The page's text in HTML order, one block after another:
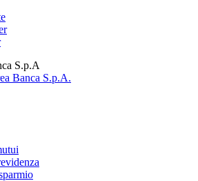
S.p.A
Banca S.p.A.